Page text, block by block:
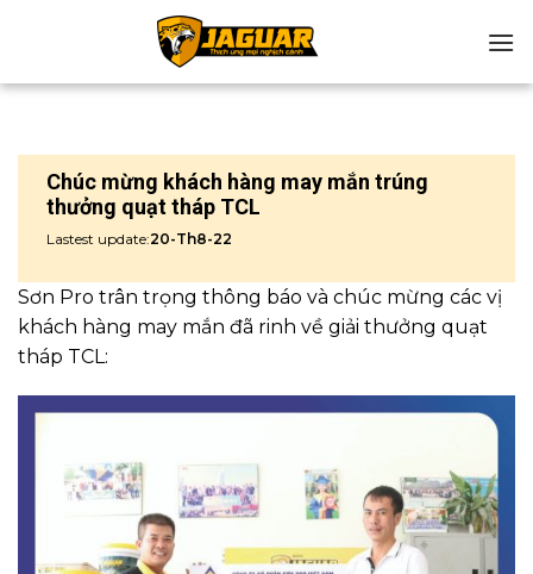
Chúc mừng khách hàng may mắn trúng
thưởng quạt tháp TCL
Lastest update:20-Th8-22
Sơn Pro trân trọng thông báo và chúc mừng các vị
khách hàng may mắn đã rinh về giải thưởng quạt
tháp TCL: